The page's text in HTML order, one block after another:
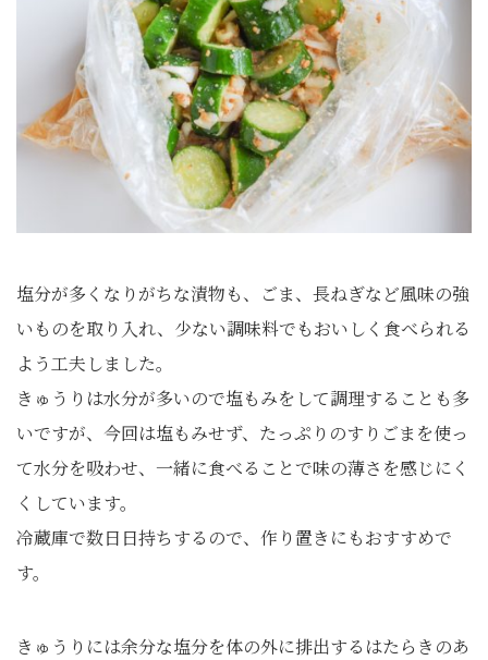
塩分が多くなりがちな漬物も、ごま、長ねぎなど風味の強
いものを取り入れ、少ない調味料でもおいしく食べられる
よう工夫しました。
きゅうりは水分が多いので塩もみをして調理することも多
いですが、今回は塩もみせず、たっぷりのすりごまを使っ
て水分を吸わせ、一緒に食べることで味の薄さを感じにく
くしています。
冷蔵庫で数日日持ちするので、作り置きにもおすすめで
す。
きゅうりには余分な塩分を体の外に排出するはたらきのあ